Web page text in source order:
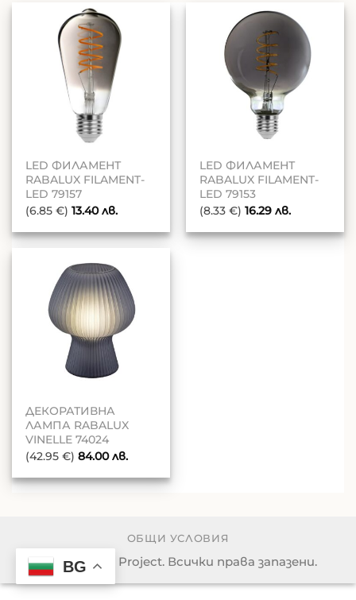
LED ФИЛАМЕНТ
RABALUX FILAMENT-
LED 79157
(6.85 €) 13.40лв.
LED ФИЛАМЕНТ
RABALUX FILAMENT-
LED 79153
(8.33 €) 16.29лв.
ДЕКОРАТИВНА
ЛАМПА RABALUX
VINELLE 74024
(42.95 €) 84.00лв.
ОБЩИ УСЛОВИЯ
© 2026 Light Project. Всички права запазени.
BG